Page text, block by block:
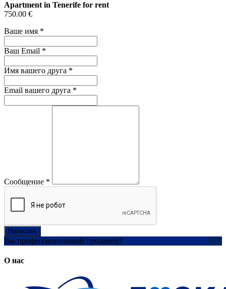
Apartment in Tenerife for rent
750.00 €
Ваше имя *
Ваш Email *
Имя вашего друга *
Email вашего друга *
Сообщение *
Написать
Вы профессиональный продавец?
О нас